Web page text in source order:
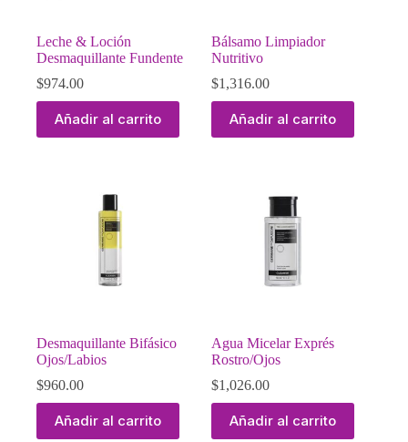
Leche & Loción
Desmaquillante Fundente
$974.00
Añadir al carrito
Bálsamo Limpiador
Nutritivo
$1,316.00
Añadir al carrito
Desmaquillante Bifásico
Ojos/Labios
$960.00
Añadir al carrito
Agua Micelar Exprés
Rostro/Ojos
$1,026.00
Añadir al carrito